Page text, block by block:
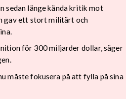
sedan länge kända kritik mot
gav ett stort militärt och
för 300 miljarder dollar, säger
måste fokusera på att fylla på sina